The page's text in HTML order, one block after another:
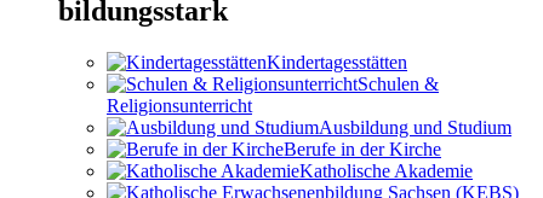
bildungsstark
Kindertagesstätten
Schulen &
Religionsunterricht
Ausbildung und Studium
Berufe in der Kirche
Katholische Akademie